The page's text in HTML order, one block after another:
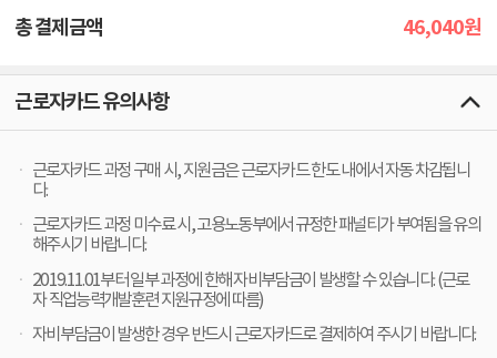
총 결제금액 46,040원
근로자카드 유의사항
근로자카드 과정 구매 시, 지원금은 근로자카드 한도 내에서 자동 차감됩니
다.
근로자카드 과정 미수료 시, 고용노동부에서 규정한 패널티가 부여됨을 유의
해주시기 바랍니다.
2019.11.01부터 일부 과정에 한해 자비부담금이 발생할 수 있습니다. (근로
자 직업능력개발훈련 지원규정에 따름)
자비부담금이 발생한 경우 반드시 근로자카드로 결제하여 주시기 바랍니다.